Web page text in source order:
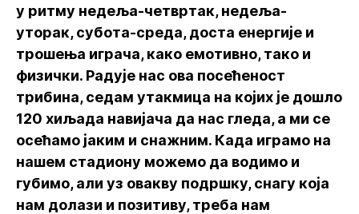
у ритму недеља-четвртак, недеља-
уторак, субота-среда, доста енергије и
трошења играча, како емотивно, тако и
физички. Радује нас ова посећеност
трибина, седам утакмица на којих је дошло
120 хиљада навијача да нас гледа, а ми се
осећамо јаким и снажним. Када играмо на
нашем стадиону можемо да водимо и
губимо, али уз овакву подршку, снагу која
нам долази и позитиву, треба нам